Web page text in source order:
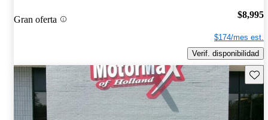
Gran oferta $8,995
$174/mes est.
Verif. disponibilidad